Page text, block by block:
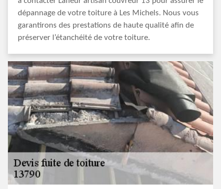
dépannage de votre toiture à Les Michels. Nous vous
garantirons des prestations de haute qualité afin de
préserver l’étanchéité de votre toiture.